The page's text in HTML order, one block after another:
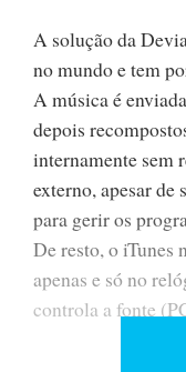
A solução da
no mundo e tem
A música é
depois
internamente sem
externo, apesar de
para gerir os
De resto, o iTunes
apenas e só no
controla a fonte